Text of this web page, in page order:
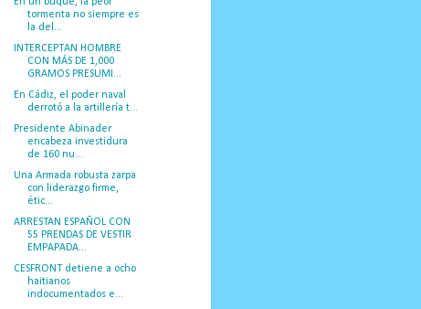
tormenta no siempre es
la del...
INTERCEPTAN HOMBRE
CON MÁS DE 1,000
GRAMOS PRESUMI...
En Cádiz, el poder naval
derrotó a la artillería t...
Presidente Abinader
encabeza investidura
de 160 nu...
Una Armada robusta zarpa
con liderazgo firme,
étic...
ARRESTAN ESPAÑOL CON
55 PRENDAS DE VESTIR
EMPAPADA...
CESFRONT detiene a ocho
haitianos
indocumentados e...